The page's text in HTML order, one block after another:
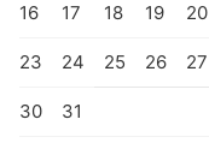
16 17 18 19 20
23 24 25 26 27
30 31